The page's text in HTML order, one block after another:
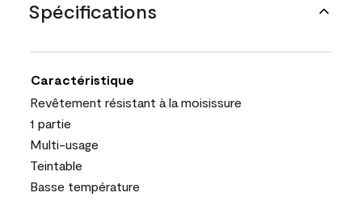
Spécifications
Caractéristique
Revêtement résistant à la moisissure
1 partie
Multi-usage
Teintable
Basse température